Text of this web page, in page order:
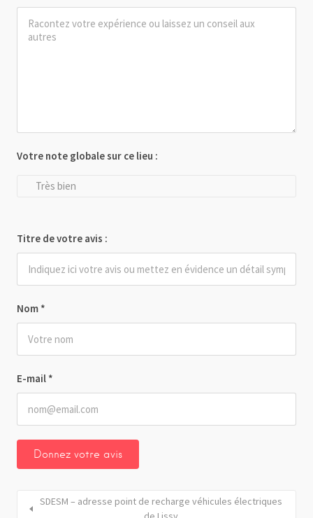
Nom *
E-mail *
Votre note globale sur ce lieu :
Très bien
Titre de votre avis :
SDESM – adresse point de recharge véhicules électriques